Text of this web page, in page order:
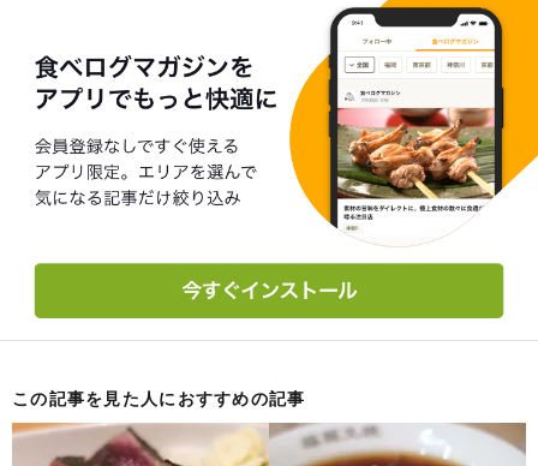
この記事を見た人におすすめの記事